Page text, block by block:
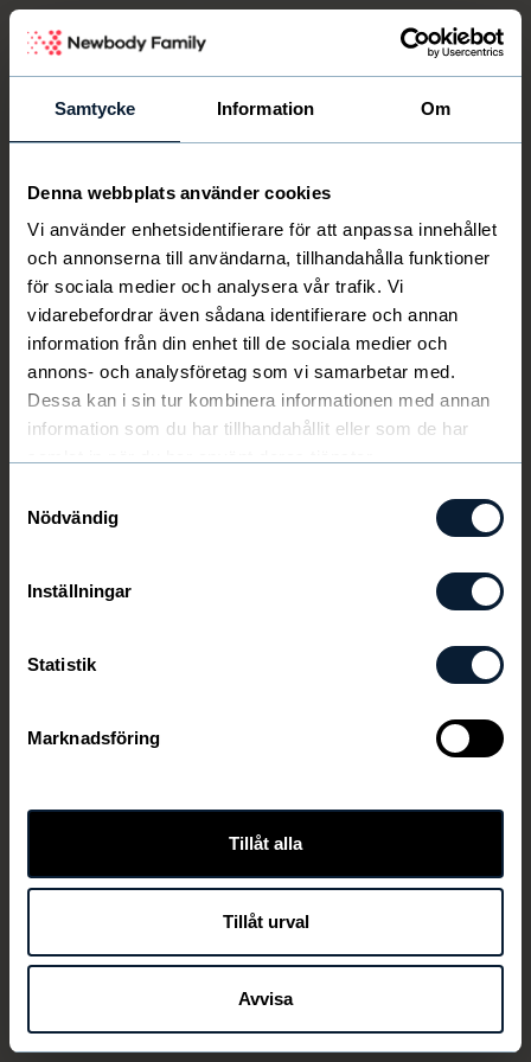
Samtycke Information Om
Denna webbplats använder cookies
Vi använder enhetsidentifierare för att anpassa innehållet
och annonserna till användarna, tillhandahålla funktioner
för sociala medier och analysera vår trafik. Vi
vidarebefordrar även sådana identifierare och annan
information från din enhet till de sociala medier och
annons- och analysföretag som vi samarbetar med.
Dessa kan i sin tur kombinera informationen med annan
information som du har tillhandahållit eller som de har
Nödvändig
Inställningar
Statistik
Marknadsföring
Tillåt alla
Tillåt urval
Avvisa
Välkommen Newbody
Den här länken är ej aktiv längre
TILLBAKA
Newbody Family Portal